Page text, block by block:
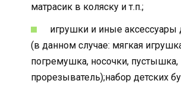
матрасик в коляску и т.п.;
игрушки и иные аксессуары
(в данном случае: мягкая
погремушка, носочки, пустышка,
прорезыватель);набор детских